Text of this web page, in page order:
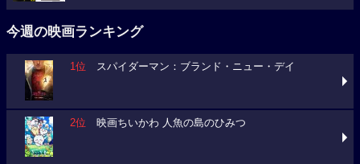
今週の映画ランキング
1位 スパイダーマン：ブランド・ニュー・デイ
2位 映画ちいかわ 人魚の島のひみつ